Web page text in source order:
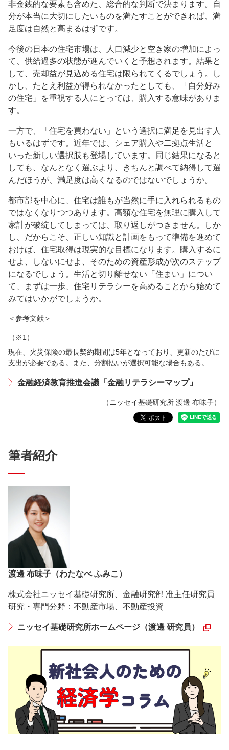
非金銭的な要素も含めた、総合的な判断で決まります。自
分が本当に大切にしたいものを満たすことができれば、満
足度は自然と高まるはずです。
今後の日本の住宅市場は、人口減少と空き家の増加によっ
て、供給過多の状態が進んでいくと予想されます。結果と
して、売却益が見込める住宅は限られてくるでしょう。し
かし、たとえ利益が得られなかったとしても、「自分好み
の住宅」を重視する人にとっては、購入する意味がありま
す。
一方で、「住宅を買わない」という選択に満足を見出す人
もいるはずです。近年では、シェア購入や二拠点生活と
いった新しい選択肢も登場しています。同じ結果になると
しても、なんとなく選ぶより、きちんと調べて納得して選
んだほうが、満足度は高くなるのではないでしょうか。
都市部を中心に、住宅は誰もが当然に手に入れられるもの
ではなくなりつつあります。高額な住宅を無理に購入して
家計が破綻してしまっては、取り返しがつきません。しか
し、だからこそ、正しい知識と計画をもって準備を進めて
おけば、住宅取得は現実的な目標になります。購入するに
せよ、しないにせよ、そのための資産形成が次のステップ
になるでしょう。生活と切り離せない「住まい」につい
て、まずは一歩、住宅リテラシーを高めることから始めて
みてはいかがでしょうか。
＜参考文献＞
（※1）
現在、火災保険の最長契約期間は5年となっており、更新のたびに
支出が必要である。また、分割払いが選択可能な場合もある。
金融経済教育推進会議「金融リテラシーマップ」
（ニッセイ基礎研究所 渡邊 布味子）
筆者紹介
渡邊 布味子（わたなべ ふみこ）
株式会社ニッセイ基礎研究所、金融研究部 准主任研究員
研究・専門分野：不動産市場、不動産投資
ニッセイ基礎研究所ホームページ（渡邊 研究員）